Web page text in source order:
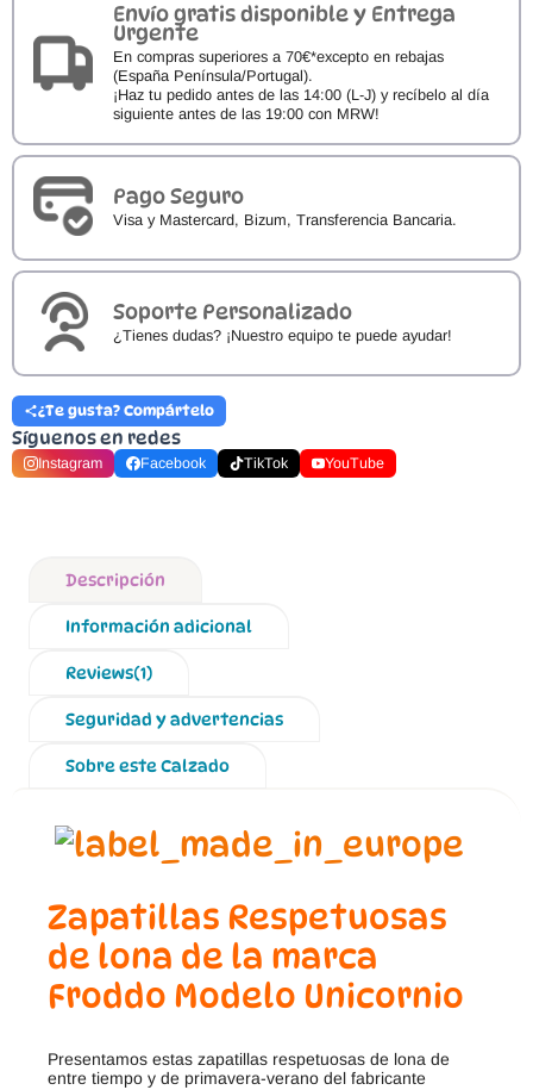
Envío gratis disponible y Entrega
Urgente
En compras superiores a 70€*excepto en rebajas
(España Península/Portugal).
¡Haz tu pedido antes de las 14:00 (L-J) y recíbelo al día
siguiente antes de las 19:00 con MRW!
Pago Seguro
Visa y Mastercard, Bizum, Transferencia Bancaria.
Soporte Personalizado
¿Tienes dudas? ¡Nuestro equipo te puede ayudar!
¿Te gusta? Compártelo
Síguenos en redes
Instagram Facebook TikTok YouTube
Descripción
Información adicional
Reviews(1)
Seguridad y advertencias
Sobre este Calzado
Zapatillas Respetuosas
de lona de la marca
Froddo Modelo Unicornio
Presentamos estas zapatillas respetuosas de lona de
entre tiempo y de primavera-verano del fabricante